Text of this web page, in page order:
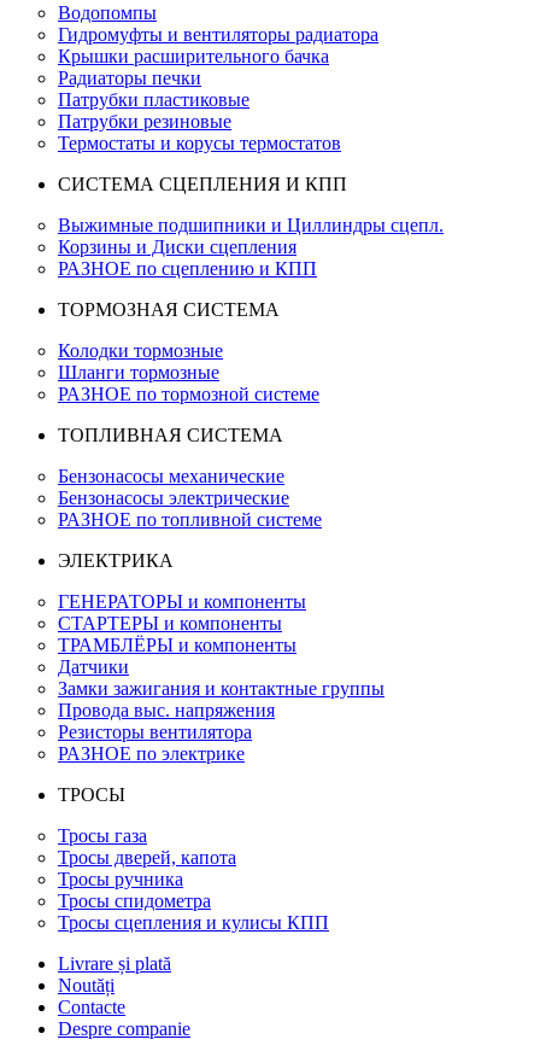
Водопомпы
Гидромуфты и вентиляторы радиатора
Крышки расширительного бачка
Радиаторы печки
Патрубки пластиковые
Патрубки резиновые
Термостаты и корусы термостатов
СИСТЕМА СЦЕПЛЕНИЯ И КПП
Выжимные подшипники и Циллиндры сцепл.
Корзины и Диски сцепления
РАЗНОЕ по сцеплению и КПП
ТОРМОЗНАЯ СИСТЕМА
Колодки тормозные
Шланги тормозные
РАЗНОЕ по тормозной системе
ТОПЛИВНАЯ СИСТЕМА
Бензонасосы механические
Бензонасосы электрические
РАЗНОЕ по топливной системе
ЭЛЕКТРИКА
ГЕНЕРАТОРЫ и компоненты
СТАРТЕРЫ и компоненты
ТРАМБЛЁРЫ и компоненты
Датчики
Замки зажигания и контактные группы
Провода выс. напряжения
Резисторы вентилятора
РАЗНОЕ по электрике
ТРОСЫ
Тросы газа
Тросы дверей, капота
Тросы ручника
Тросы спидометра
Тросы сцепления и кулисы КПП
Livrare și plată
Noutăți
Contacte
Despre companie